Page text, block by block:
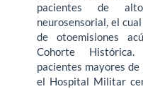
pacientes de
neurosensorial, el
de otoemisiones
Cohorte
pacientes mayores
el Hospital Militar